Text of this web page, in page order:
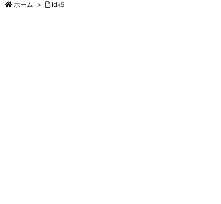
ホーム > ldk5